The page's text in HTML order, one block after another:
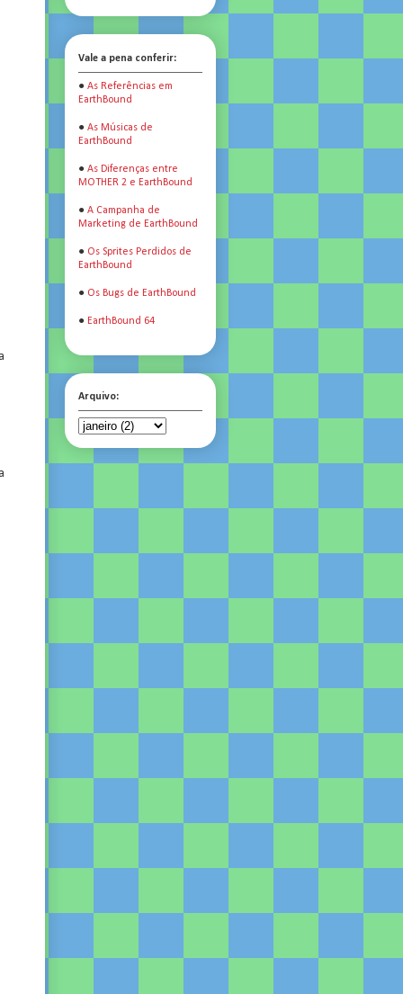
Vale a pena conferir:
● As Referências em
EarthBound
● As Músicas de
EarthBound
● As Diferenças entre
MOTHER 2 e EarthBound
● A Campanha de
Marketing de EarthBound
● Os Sprites Perdidos de
EarthBound
● Os Bugs de EarthBound
● EarthBound 64
Arquivo: